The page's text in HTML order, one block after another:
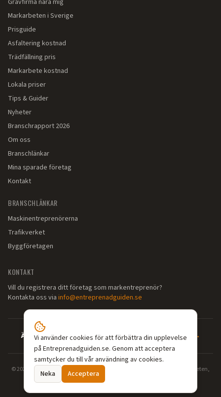
Grävfirma nära mig
Markarbeten i Sverige
Prisguide
Asfaltering kostnad
Trädfällning pris
Markarbete kostnad
Lokala priser
Tips & Guider
Nyheter
Branschrapport 2026
Om oss
Branschlänkar
Mina sparade företag
Kontakt
BRANSCHLÄNKAR
Maskinentreprenörerna
Trafikverket
Byggföretagen
KONTAKT
Vill du registrera ditt företag som markentreprenör?
Kontakta oss via info@entreprenadguiden.se
Är du markentreprenör?—Syns där dina kunder söker →
©2026
Entreprenadguiden.se — Din guide till markentreprenörer. Grävarbeten,
dränering, enskilt avlopp, schaktning och markarbeten i hela Sverige.
Vi använder cookies för att förbättra din upplevelse
på Entreprenadguiden.se. Genom att acceptera
samtycker du till vår användning av cookies.
Neka
Acceptera